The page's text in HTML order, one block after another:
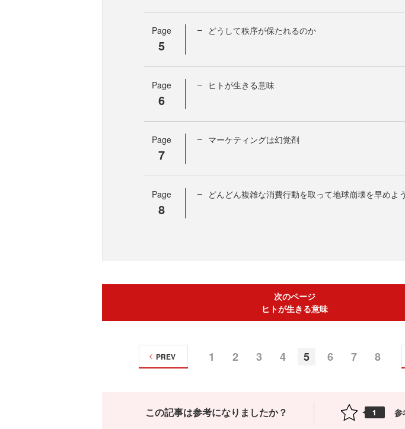
Page
5
どうして秩序が保たれるのか
Page
6
ヒトが生きる意味
Page
7
マーケティングは幻覚剤
Page
8
どんどん複雑な消費行動を取って地球崩壊を早めよ
次のページ
ヒトが生きる意味
1 2 3 4 5 6 7 8
PREV
この記事は参考になりましたか？ 1 参